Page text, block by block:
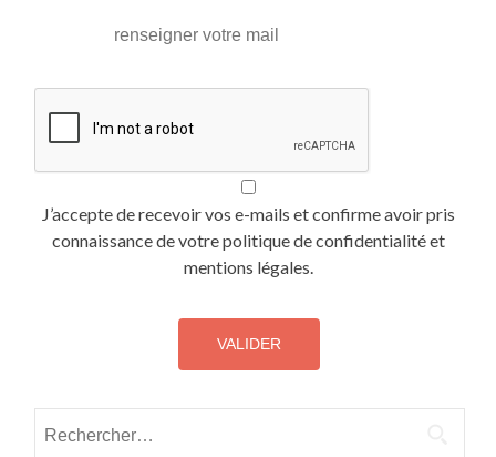
J’accepte de recevoir vos e-mails et confirme avoir pris
connaissance de votre politique de confidentialité et
mentions légales.